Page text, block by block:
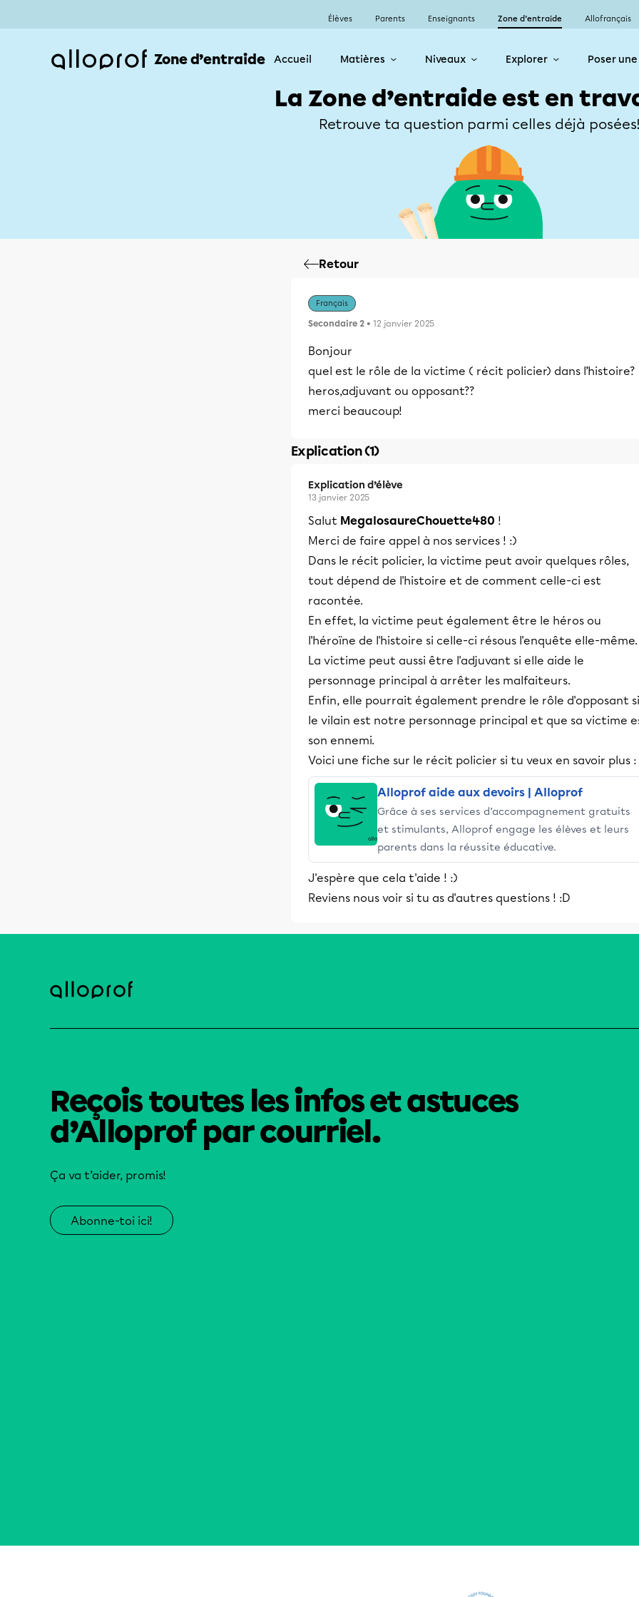
Élèves Parents Enseignants Zone d’entraide Allofrançais
Zone d’entraide Accueil Matières Niveaux Explorer Poser
La Zone d’entraide est en
Retrouve ta question parmi celles déjà
Retour
Français
Secondaire 2 • 12 janvier 2025
Bonjour
quel est le rôle de la victime ( récit policier) dans l’histoire?
heros,adjuvant ou opposant??
merci beaucoup!
Explication (1)
Explication d’élève
13 janvier 2025
Salut MegalosaureChouette480 !
Merci de faire appel à nos services ! :)
Dans le récit policier, la victime peut avoir quelques rôles,
tout dépend de l'histoire et de comment celle-ci est
racontée.
En effet, la victime peut également être le héros ou
l'héroïne de l'histoire si celle-ci résous l'enquête elle-même.
La victime peut aussi être l'adjuvant si elle aide le
personnage principal à arrêter les malfaiteurs.
Enfin, elle pourrait également prendre le rôle d'opposant si
le vilain est notre personnage principal et que sa victime
son ennemi.
Voici une fiche sur le récit policier si tu veux en savoir plus :
Alloprof aide aux devoirs | Alloprof
Grâce à ses services d’accompagnement gratuits
et stimulants, Alloprof engage les élèves et leurs
parents dans la réussite éducative.
J'espère que cela t'aide ! :)
Reviens nous voir si tu as d'autres questions ! :D
Reçois toutes les infos et astuces
d’Alloprof par courriel.
Ça va t’aider, promis!
Abonne-toi ici!